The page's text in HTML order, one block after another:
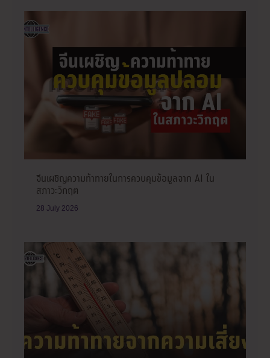
จีนเผชิญความท้าทายในการควบคุมข้อมูลจาก AI ใน
สภาวะวิกฤต
28 July 2026